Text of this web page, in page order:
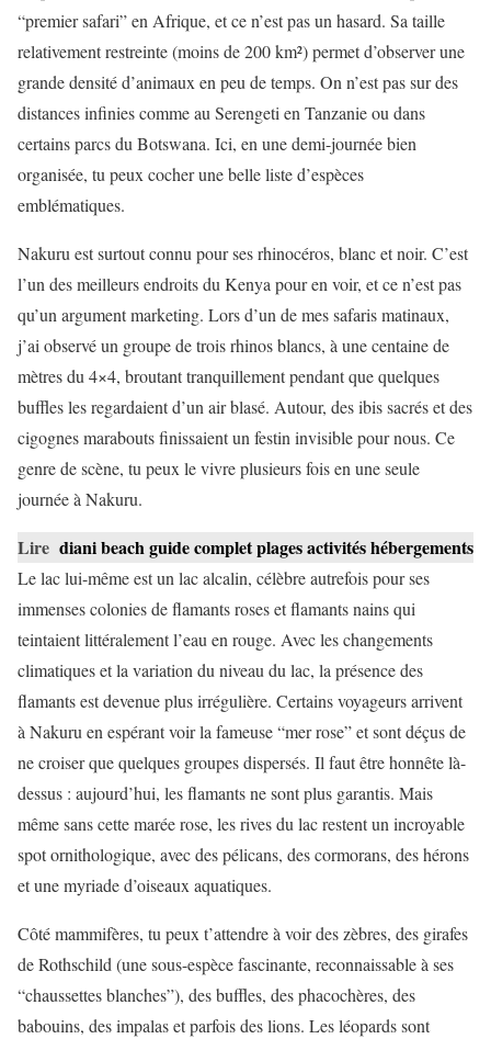
“premier safari” en Afrique, et ce n’est pas un hasard. Sa taille
relativement restreinte (moins de 200 km²) permet d’observer une
grande densité d’animaux en peu de temps. On n’est pas sur des
distances infinies comme au Serengeti en Tanzanie ou dans
certains parcs du Botswana. Ici, en une demi-journée bien
organisée, tu peux cocher une belle liste d’espèces
emblématiques.
Nakuru est surtout connu pour ses rhinocéros, blanc et noir. C’est
l’un des meilleurs endroits du Kenya pour en voir, et ce n’est pas
qu’un argument marketing. Lors d’un de mes safaris matinaux,
j’ai observé un groupe de trois rhinos blancs, à une centaine de
mètres du 4×4, broutant tranquillement pendant que quelques
buffles les regardaient d’un air blasé. Autour, des ibis sacrés et des
cigognes marabouts finissaient un festin invisible pour nous. Ce
genre de scène, tu peux le vivre plusieurs fois en une seule
journée à Nakuru.
Lire diani beach guide complet plages activités hébergements
Le lac lui-même est un lac alcalin, célèbre autrefois pour ses
immenses colonies de flamants roses et flamants nains qui
teintaient littéralement l’eau en rouge. Avec les changements
climatiques et la variation du niveau du lac, la présence des
flamants est devenue plus irrégulière. Certains voyageurs arrivent
à Nakuru en espérant voir la fameuse “mer rose” et sont déçus de
ne croiser que quelques groupes dispersés. Il faut être honnête là-
dessus : aujourd’hui, les flamants ne sont plus garantis. Mais
même sans cette marée rose, les rives du lac restent un incroyable
spot ornithologique, avec des pélicans, des cormorans, des hérons
et une myriade d’oiseaux aquatiques.
Côté mammifères, tu peux t’attendre à voir des zèbres, des girafes
de Rothschild (une sous-espèce fascinante, reconnaissable à ses
“chaussettes blanches”), des buffles, des phacochères, des
babouins, des impalas et parfois des lions. Les léopards sont